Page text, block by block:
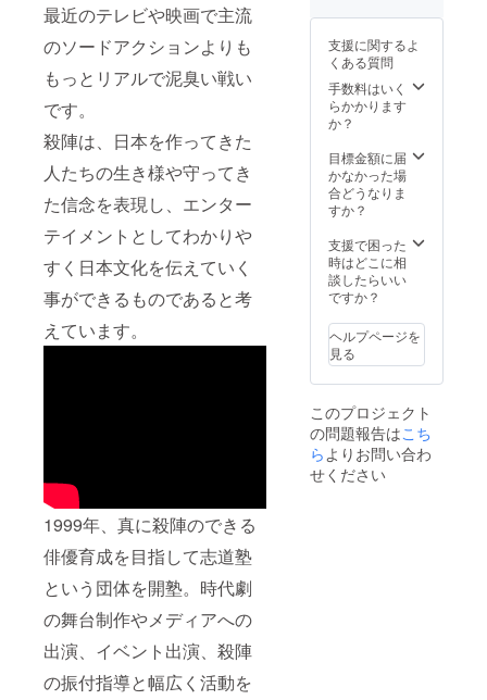
最近のテレビや映画で主流
のソードアクションよりも
もっとリアルで泥臭い戦い
です。
殺陣は、日本を作ってきた
人たちの生き様や守ってき
た信念を表現し、エンター
テイメントとしてわかりや
すく日本文化を伝えていく
事ができるものであると考
えています。
1999年、真に殺陣のできる
俳優育成を目指して志道塾
という団体を開塾。時代劇
の舞台制作やメディアへの
出演、イベント出演、殺陣
の振付指導と幅広く活動を
ださ
匿名希
望、記
載名前
「のぶ
記載名
前「上
泉伊勢
望な
ど。 ・
応援
メッ
をいた
だけま
した
ら、HP
前とと
もに記
載させ
ていた
だきま
望、記
「のぶ
つな」
希望、
記載名
守商
店」希
望な
メッ
セージ
をいた
だけま
ら、HP
にお名
前とと
もに記
ていた
だきま
す。
東圏内)
に関し
まして
は、行
けない
め、ご
支援い
ただく
ご連
絡、ご
相談い
ただけ
いで
す。
メー
ル：
ku2022
@gmail
.com
【備考
欄】 ・
場内に
の掲載
・2022
年5月以
降に
催日
程、稽
古日程
せてい
ただき
ます。
・
の内容
はご相
談の上
決めさ
ただき
ます。
・開催
場所(関
東圏内)
画in赤
⚫︎上泉
伊勢守
信綱を
全国区
レット
⚫︎舞台
『信綱
魂』特
設Web
サイ
ト、パ
レット
にお名
前の記
載 ⚫︎会
お名前
の掲載
・2022
年5月以
降に
支援に関するよ
くある質問
手数料はいく
らかかります
か？
目標金額に届
かなかった場
合どうなりま
すか？
支援で困った
時はどこに相
談したらいい
ですか？
ヘルプページを
見る
このプロジェクト
の問題報告はこち
らよりお問い合わ
せください